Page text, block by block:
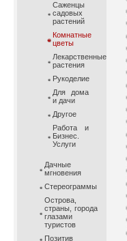
Саженцы
садовых
растений
Комнатные
цветы
Лекарственные
растения
Рукоделие
Для дома
и дачи
Другое
Работа и
Бизнес.
Услуги
Дачные
мгновения
Стереограммы
Острова,
страны, города
глазами
туристов
Позитив